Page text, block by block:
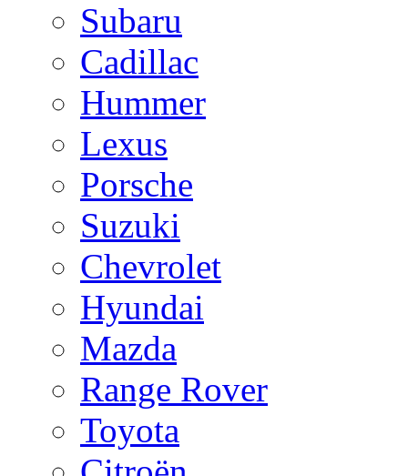
Subaru
Cadillac
Hummer
Lexus
Porsche
Suzuki
Chevrolet
Hyundai
Mazda
Range Rover
Toyota